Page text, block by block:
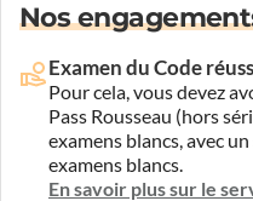
Nos
Examen du Code
Pour cela, vous devez
Pass Rousseau (hors
examens blancs, avec
examens blancs.
En savoir plus sur le